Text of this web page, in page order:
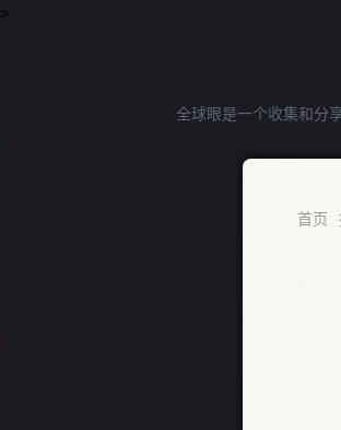
>
全球眼是一个收集和分
首页